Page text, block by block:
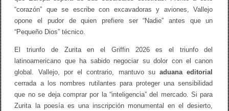
“corazón” que se escribe con excavadoras y aviones, Vallejo
opone el pudor de quien prefiere ser “Nadie” antes que un
“Pequeño Dios” técnico.
El triunfo de Zurita en el Griffin 2026 es el triunfo del
latinoamericano que ha sabido negociar su dolor con el canon
global. Vallejo, por el contrario, mantuvo suaduana editorial
cerrada a los nombres rutilantes para proteger una sensibilidad
que no se deja comprar por la “inteligencia” del mercado. Si para
Zurita la poesía es una inscripción monumental en el desierto,